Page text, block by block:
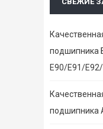
подшипника
E90/E91/
подшипника